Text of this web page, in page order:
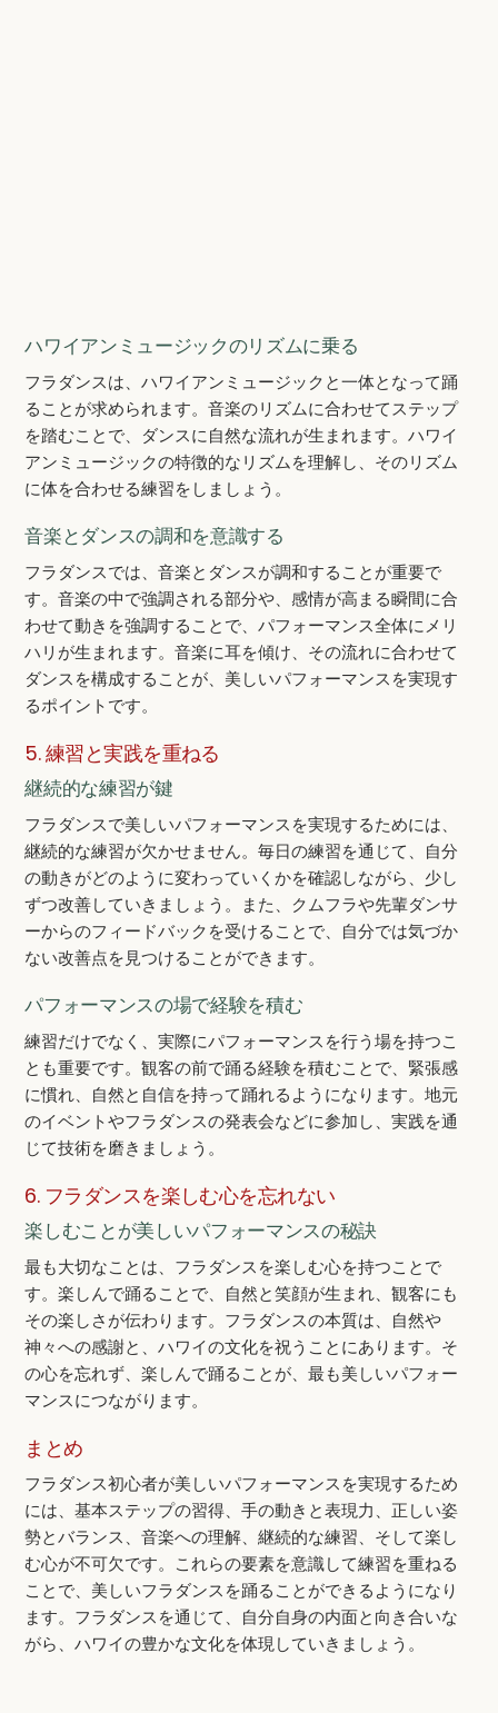
ハワイアンミュージックのリズムに乗る
フラダンスは、ハワイアンミュージックと一体となって踊
ることが求められます。音楽のリズムに合わせてステップ
を踏むことで、ダンスに自然な流れが生まれます。ハワイ
アンミュージックの特徴的なリズムを理解し、そのリズム
に体を合わせる練習をしましょう。
音楽とダンスの調和を意識する
フラダンスでは、音楽とダンスが調和することが重要で
す。音楽の中で強調される部分や、感情が高まる瞬間に合
わせて動きを強調することで、パフォーマンス全体にメリ
ハリが生まれます。音楽に耳を傾け、その流れに合わせて
ダンスを構成することが、美しいパフォーマンスを実現す
るポイントです。
5. 練習と実践を重ねる
継続的な練習が鍵
フラダンスで美しいパフォーマンスを実現するためには、
継続的な練習が欠かせません。毎日の練習を通じて、自分
の動きがどのように変わっていくかを確認しながら、少し
ずつ改善していきましょう。また、クムフラや先輩ダンサ
ーからのフィードバックを受けることで、自分では気づか
ない改善点を見つけることができます。
パフォーマンスの場で経験を積む
練習だけでなく、実際にパフォーマンスを行う場を持つこ
とも重要です。観客の前で踊る経験を積むことで、緊張感
に慣れ、自然と自信を持って踊れるようになります。地元
のイベントやフラダンスの発表会などに参加し、実践を通
じて技術を磨きましょう。
6. フラダンスを楽しむ心を忘れない
楽しむことが美しいパフォーマンスの秘訣
最も大切なことは、フラダンスを楽しむ心を持つことで
す。楽しんで踊ることで、自然と笑顔が生まれ、観客にも
その楽しさが伝わります。フラダンスの本質は、自然や
神々への感謝と、ハワイの文化を祝うことにあります。そ
の心を忘れず、楽しんで踊ることが、最も美しいパフォー
マンスにつながります。
まとめ
フラダンス初心者が美しいパフォーマンスを実現するため
には、基本ステップの習得、手の動きと表現力、正しい姿
勢とバランス、音楽への理解、継続的な練習、そして楽し
む心が不可欠です。これらの要素を意識して練習を重ねる
ことで、美しいフラダンスを踊ることができるようになり
ます。フラダンスを通じて、自分自身の内面と向き合いな
がら、ハワイの豊かな文化を体現していきましょう。